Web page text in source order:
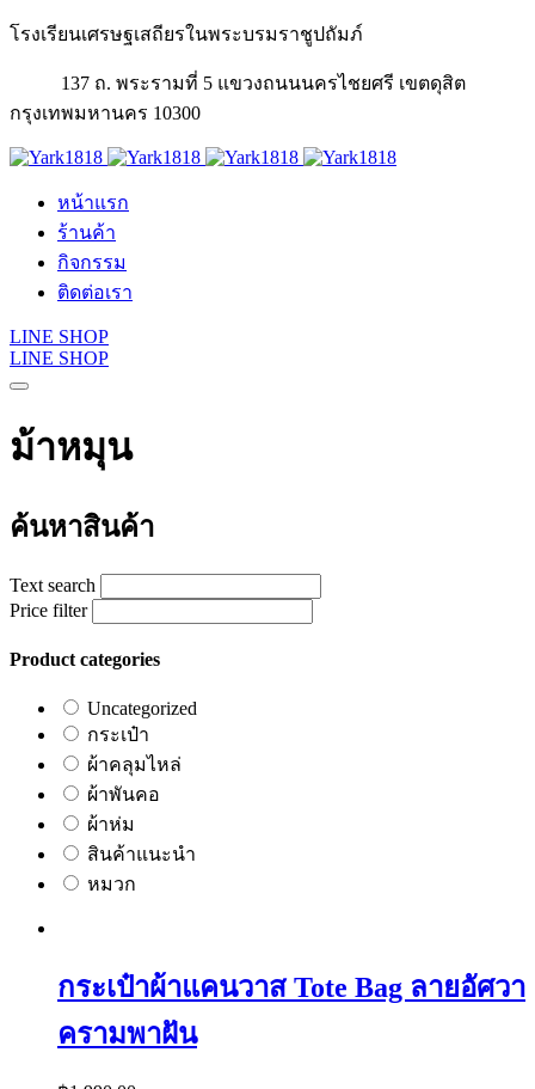
โรงเรียนเศรษฐเสถียรในพระบรมราชูปถัมภ์
137 ถ. พระรามที่ 5 แขวงถนนนครไชยศรี เขตดุสิต
กรุงเทพมหานคร 10300
หน้าแรก
ร้านค้า
กิจกรรม
ติดต่อเรา
LINE SHOP
LINE SHOP
ม้าหมุน
ค้นหาสินค้า
Text search
Price filter
Product categories
Uncategorized
กระเป๋า
ผ้าคลุมไหล่
ผ้าพันคอ
ผ้าห่ม
สินค้าแนะนำ
หมวก
กระเป๋าผ้าแคนวาส Tote Bag ลายอัศวา
ครามพาฝัน